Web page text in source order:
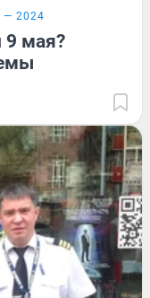
2024
9 мая?